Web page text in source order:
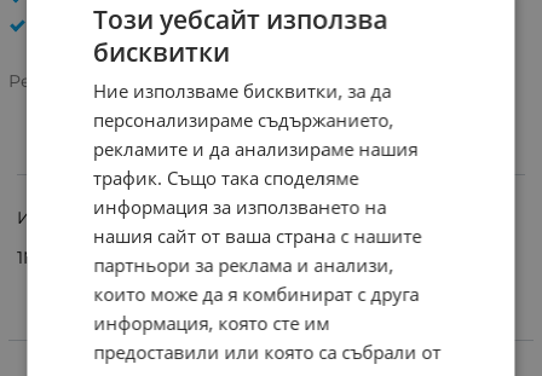
ДИОДИ
Рейтинг:
ИНФОРМАЦИЯ
Изправителен диод 1000V 1A DO41
1N4001 1N4002 1N4005
ХАРАКТЕРИСТИКИ
Този уебсайт използва
бисквитки
Ние използваме бисквитки, за да
персонализираме съдържанието,
рекламите и да анализираме нашия
трафик. Също така споделяме
информация за използването на
нашия сайт от ваша страна с нашите
партньори за реклама и анализи,
които може да я комбинират с друга
информация, която сте им
предоставили или която са събрали от